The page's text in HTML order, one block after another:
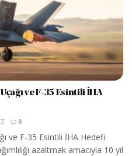
ve F-35 Esintili İHA
0
ve F-35 Esintili İHA Hedefi
azaltmak amacıyla 10 yıl